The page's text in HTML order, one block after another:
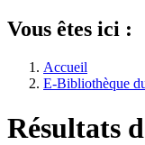
Vous êtes ici :
Accueil
E-Bibliothèque
Résultats